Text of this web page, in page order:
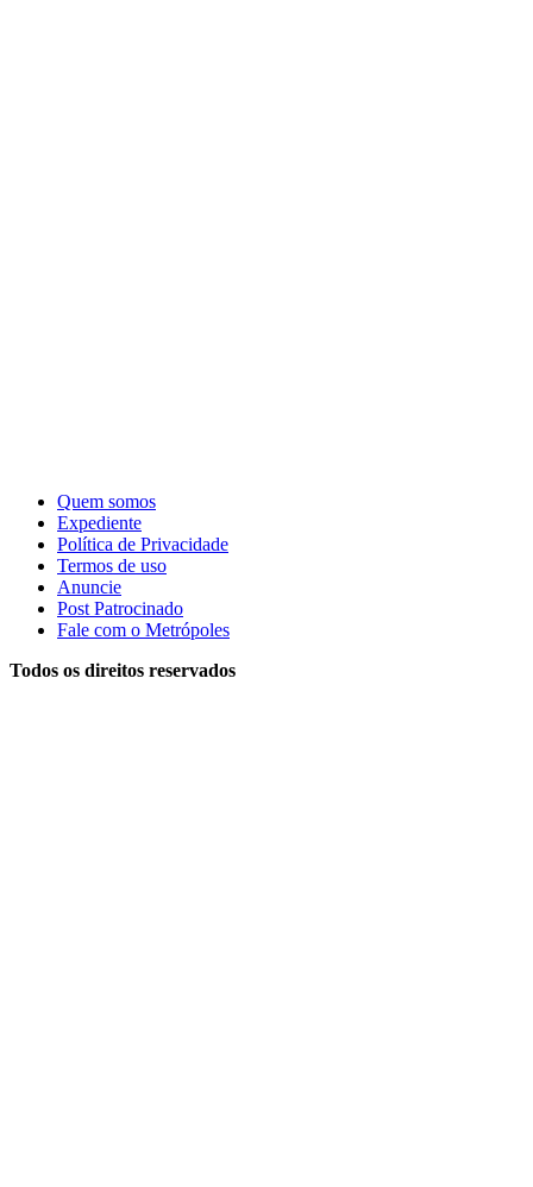
Quem somos
Expediente
Política de Privacidade
Termos de uso
Anuncie
Post Patrocinado
Fale com o Metrópoles
Todos os direitos reservados